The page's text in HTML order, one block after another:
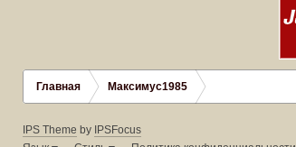
Главная Максимус1985
IPS Theme by IPSFocus